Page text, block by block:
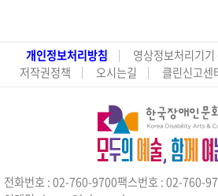
개인정보처리방침 영상정보처리기기
저작권정책
오시는길 클린신고센
전화번호 : 02-760-9700팩스번호 : 02-760-